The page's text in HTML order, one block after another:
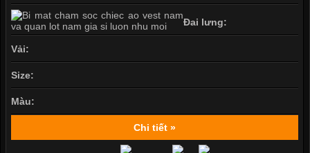
Đai lưng:
Vải:
Size:
Màu:
Chi tiết »